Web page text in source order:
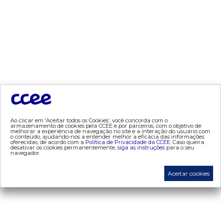
- geração
- leilão
- mercado mensal
- mercado quinzenal
- mve
- segurança de mercado
Ao clicar em ‘Aceitar todos os Cookies’, você concorda com o
armazenamento de cookies pela CCEE e por parceiros, com o objetivo de
melhorar a experiência de navegação no site e a interação do usuário com
o conteúdo, ajudando-nos a entender melhor a eficácia das informações
oferecidas, de acordo com a Política de Privacidade da CCEE. Caso queira
desativar os cookies permanentemente, siga as instruções para o seu
navegador.
Aceitar cookies